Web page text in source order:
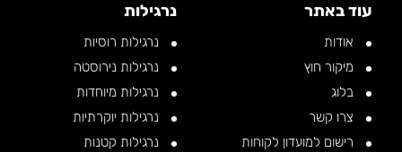
עוד באתר
אודות
מיקור חוץ
בלוג
צרו קשר
רישום למועדון לקוחות
נרגילות
נרגילות רוסיות
נרגילות נירוסטה
נרגילות מיוחדות
נרגילות יוקרתיות
נרגילות קטנות